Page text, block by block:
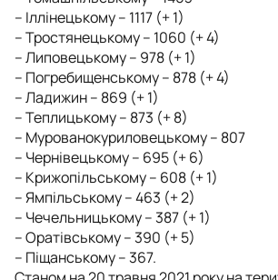
– Іллінецькому – 1117 (+ 1)
– Тростянецькому – 1060 (+ 4)
– Липовецькому – 978 (+ 1)
– Погребищенському – 878 (+ 4)
– Ладижин – 869 (+ 1)
– Теплицькому – 873 (+ 8)
– Мурованокуриловецькому – 807
– Чернівецькому – 695 (+ 6)
– Крижопільському – 608 (+ 1)
– Ямпільському – 463 (+ 2)
– Чечельницькому – 387 (+ 1)
– Оратівському – 390 (+ 5)
– Піщанському – 367.